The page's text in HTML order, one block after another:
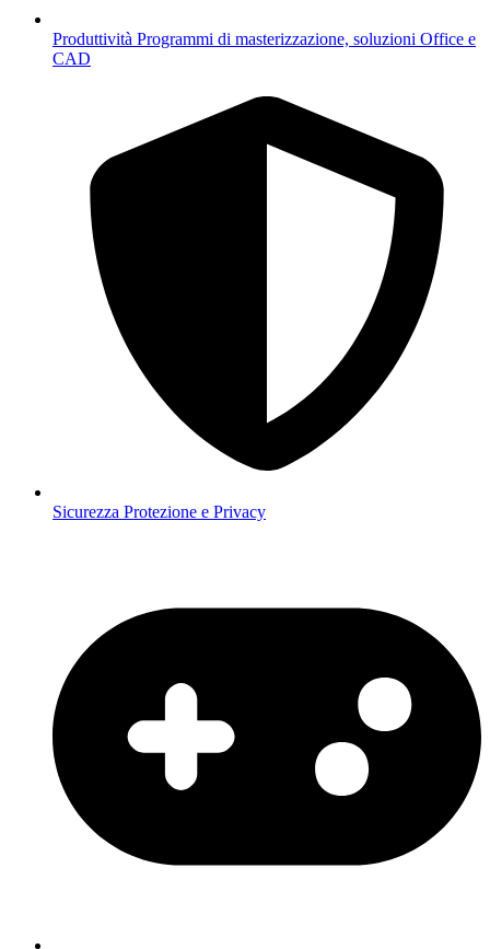
Produttività Programmi di masterizzazione, soluzioni Office e
CAD
Sicurezza Protezione e Privacy